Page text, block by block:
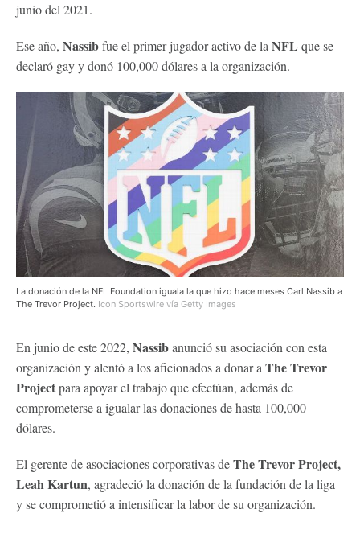
junio del 2021.
Ese año, Nassibfue el primer jugador activo de la NFL que se
declaró gay y donó 100,000 dólares a la organización.
La donación de la NFL Foundation iguala la que hizo hace meses Carl Nassib a
The Trevor Project. Icon Sportswire vía Getty Images
En junio de este 2022, Nassibanunció su asociación con esta
organización y alentó a los aficionados a donar a The Trevor
Projectpara apoyar el trabajo que efectúan, además de
comprometerse a igualar las donaciones de hasta 100,000
dólares.
El gerente de asociaciones corporativas deThe Trevor Project,
Leah Kartun, agradeció la donación de la fundación de la liga
y se comprometió a intensificar la labor de su organización.